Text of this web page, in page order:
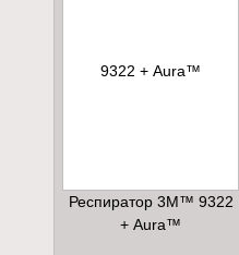
Респиратор 3М™ 9322
+ Aura™